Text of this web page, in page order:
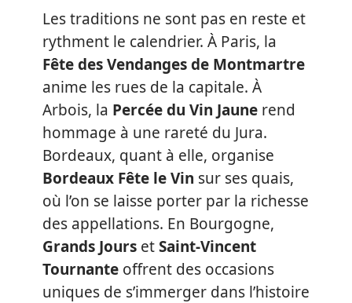
Les traditions ne sont pas en reste et
rythment le calendrier. À Paris, la
Fête des Vendanges de Montmartre
anime les rues de la capitale. À
Arbois, la Percée du Vin Jaune rend
hommage à une rareté du Jura.
Bordeaux, quant à elle, organise
Bordeaux Fête le Vin sur ses quais,
où l’on se laisse porter par la richesse
des appellations. En Bourgogne,
Grands Jours etSaint-Vincent
Tournante offrent des occasions
uniques de s’immerger dans l’histoire